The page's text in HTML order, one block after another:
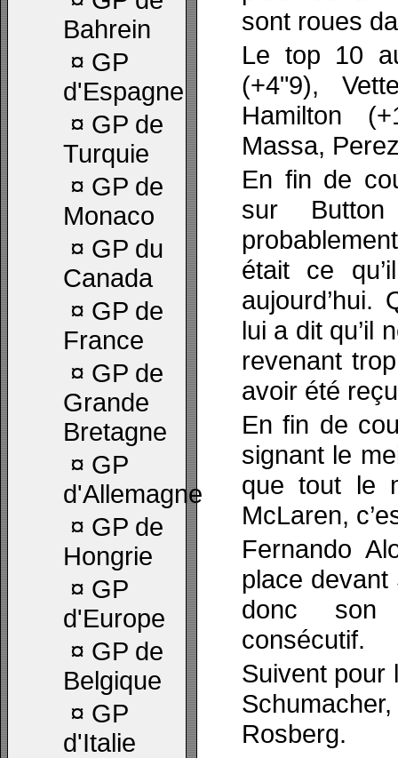
Bahrein
¤ GP
d'Espagne
¤ GP de
Turquie
¤ GP de
Monaco
¤ GP du
Canada
¤ GP de
France
¤ GP de
Grande
Bretagne
¤ GP
d'Allemagne
¤ GP de
Hongrie
¤ GP
d'Europe
¤ GP de
Belgique
¤ GP
d'Italie
sont roues
Le top 10
(+4"9),
Hamilton
Massa,
En fin de
sur
était ce
aujourd’hui.
lui a dit qu’il
revenant
avoir été
En fin de
signant le
que tout le
McLaren,
Fernando
place devant
donc son
consécutif.
Suivent pour
Rosberg.